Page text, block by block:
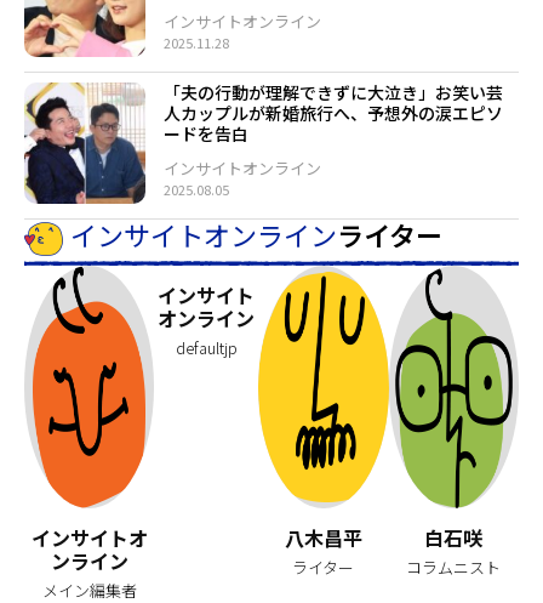
2025.11.28
インサイトオンライン
「夫の行動が理解できずに大泣き」お笑い芸
人カップルが新婚旅行へ、予想外の涙エピソ
ードを告白
2025.08.05
インサイトオンライン
インサイトオンラインライター
インサイトオ
ンライン
メイン編集者
インサイト
オンライン
defaultjp
八木昌平
ライター
白石咲
コラムニスト